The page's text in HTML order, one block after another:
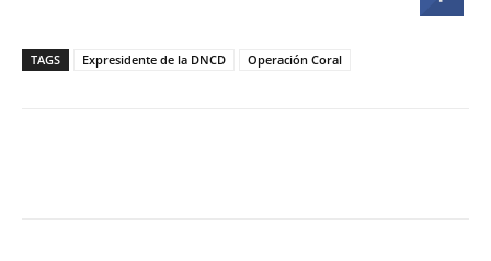
TAGS Expresidente de la DNCD Operación Coral